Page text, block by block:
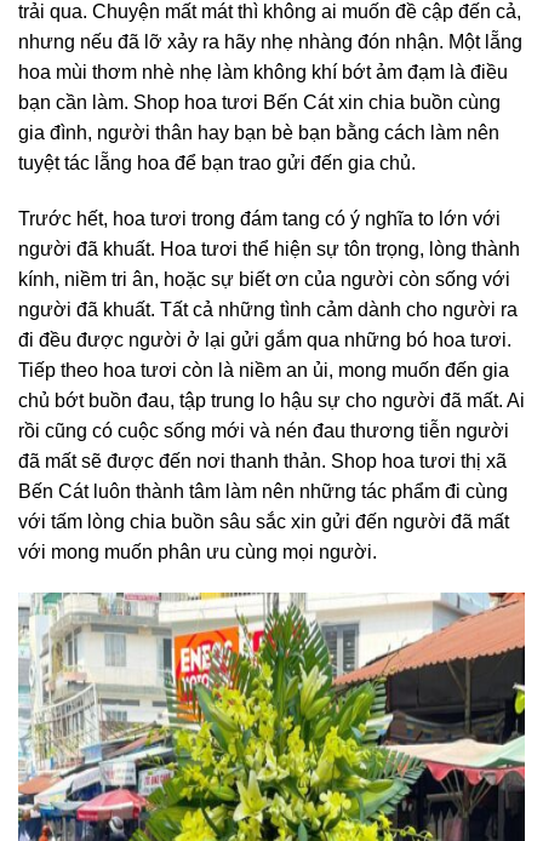
trải qua. Chuyện mất mát thì không ai muốn đề cập đến cả,
nhưng nếu đã lỡ xảy ra hãy nhẹ nhàng đón nhận. Một lẵng
hoa mùi thơm nhè nhẹ làm không khí bớt ảm đạm là điều
bạn cần làm. Shop hoa tươi Bến Cát xin chia buồn cùng
gia đình, người thân hay bạn bè bạn bằng cách làm nên
tuyệt tác lẵng hoa để bạn trao gửi đến gia chủ.
Trước hết, hoa tươi trong đám tang có ý nghĩa to lớn với
người đã khuất. Hoa tươi thể hiện sự tôn trọng, lòng thành
kính, niềm tri ân, hoặc sự biết ơn của người còn sống với
người đã khuất. Tất cả những tình cảm dành cho người ra
đi đều được người ở lại gửi gắm qua những bó hoa tươi.
Tiếp theo hoa tươi còn là niềm an ủi, mong muốn đến gia
chủ bớt buồn đau, tập trung lo hậu sự cho người đã mất. Ai
rồi cũng có cuộc sống mới và nén đau thương tiễn người
đã mất sẽ được đến nơi thanh thản. Shop hoa tươi thị xã
Bến Cát luôn thành tâm làm nên những tác phẩm đi cùng
với tấm lòng chia buồn sâu sắc xin gửi đến người đã mất
với mong muốn phân ưu cùng mọi người.